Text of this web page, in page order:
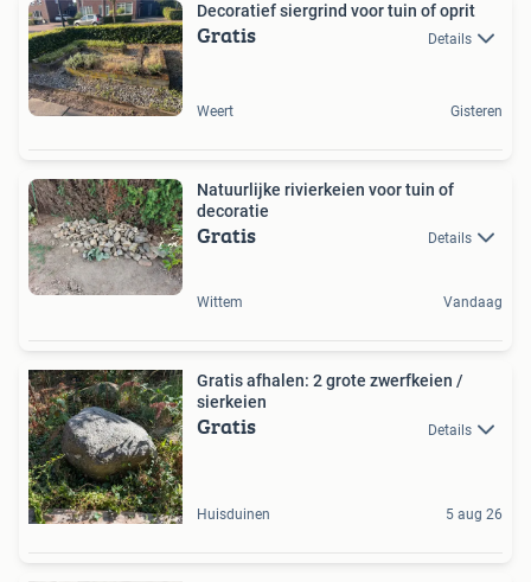
Decoratief siergrind voor tuin of oprit
Gratis Details
Weert Gisteren
Natuurlijke rivierkeien voor tuin of
decoratie
Gratis Details
Wittem Vandaag
Gratis afhalen: 2 grote zwerfkeien /
sierkeien
Gratis Details
Huisduinen 5 aug 26